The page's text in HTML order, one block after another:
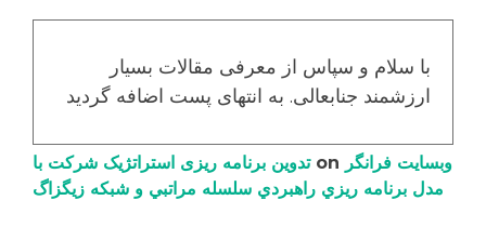
با سلام و سپاس از معرفی مقالات بسیار
ارزشمند جنابعالی. به انتهای پست اضافه گردید
وبسایت فرانگر
تدوین برنامه ریزی استراتژیک شرکت با
مدل برنامه ریزي راهبردي سلسله مراتبي و شبکه زیگزاگ